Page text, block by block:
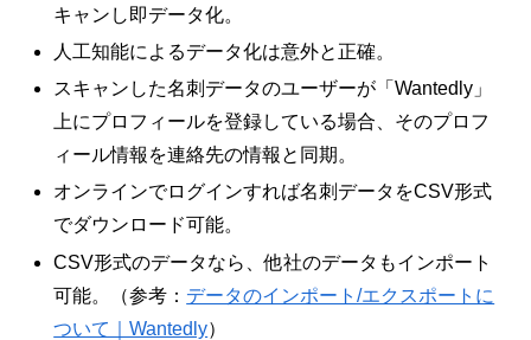
キャンし即データ化。
人工知能によるデータ化は意外と正確。
スキャンした名刺データのユーザーが「Wantedly」
上にプロフィールを登録している場合、そのプロフ
ィール情報を連絡先の情報と同期。
オンラインでログインすれば名刺データをCSV形式
でダウンロード可能。
CSV形式のデータなら、他社のデータもインポート
可能。（参考： データのインポート/エクスポートに
ついて｜Wantedly）